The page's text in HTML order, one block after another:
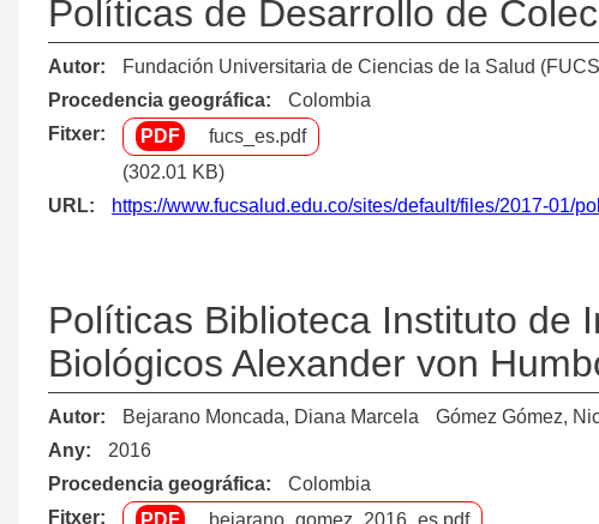
Políticas de Desarrollo de
Autor
Fundación Universitaria de Ciencias de la Salud
Procedencia geográfica
Colombia
Fitxer
fucs_es.pdf
(302.01 KB)
URL
https://www.fucsalud.edu.co/sites/default/files/2017-01/
Políticas Biblioteca Instituto de
Biológicos Alexander von
Autor Bejarano Moncada, Diana Marcela
Gómez Gómez,
Any
2016
Procedencia geográfica
Colombia
Fitxer